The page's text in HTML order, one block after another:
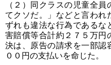
（２）同クラスの児童全
てクソだ。」などと言われ
ずれも違法な行為であるな
害賠償等合計約２７５万円
決は、原告の請求を一部認
００円の支払いを命じた。